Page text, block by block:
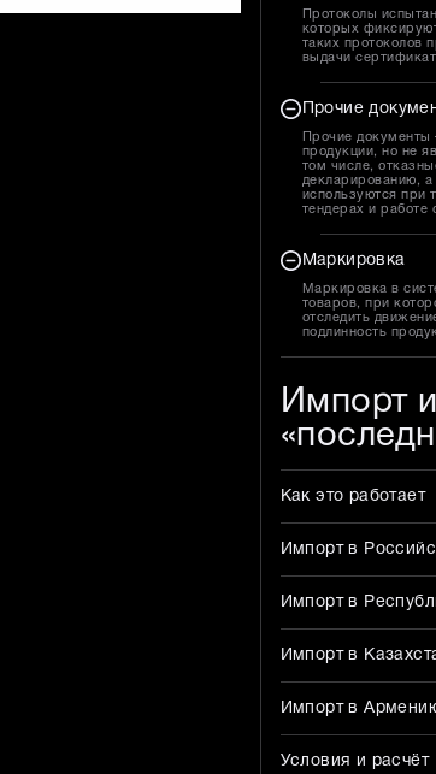
Протоколы
которых
таких протоколов
выдачи
Прочие
Прочие
продукции, но не
том числе,
декларированию, а
используются при
тендерах и работе
Маркировка
Маркировка в
товаров, при
отследить
подлинность
Импорт
Как это работает
Импорт в
Импорт в
Импорт в
Импорт в
Условия и расчёт